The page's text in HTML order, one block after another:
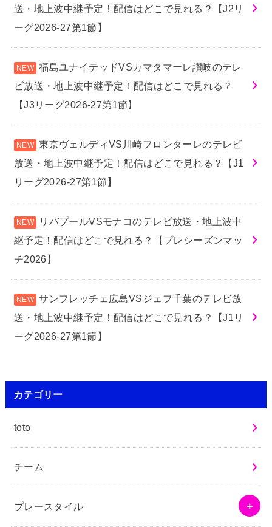
送・地上波中継予定！配信はどこで見れる？【J2リ
ーグ2026-27第1節】
福島ユナイテッドVSカマタマーレ讃岐のテレ
ビ放送・地上波中継予定！配信はどこで見れる？
【J3リーグ2026-27第1節】
東京ヴェルディVS川崎フロンターレのテレビ
放送・地上波中継予定！配信はどこで見れる？【J1
リーグ2026-27第1節】
リバプールVSモナコのテレビ放送・地上波中
継予定！配信はどこで見れる？【プレシーズンマッ
チ2026】
サンフレッチェ広島VSジェフ千葉のテレビ放
送・地上波中継予定！配信はどこで見れる？【J1リ
ーグ2026-27第1節】
カテゴリー
toto
チーム
プレースタイル